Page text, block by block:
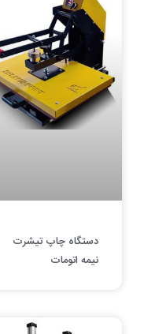
دستگاه چاپ تیشرت
نیمه اتومات